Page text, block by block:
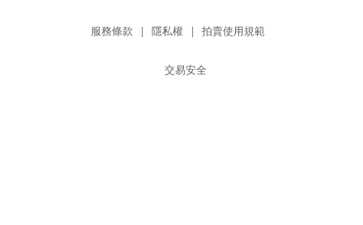
服務條款 | 隱私權 | 拍賣使用規範
交易安全